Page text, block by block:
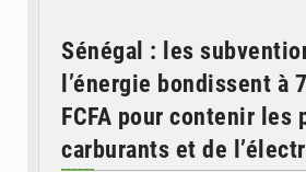
Sénégal : les
l’énergie bondissent à
FCFA pour contenir les
carburants et de